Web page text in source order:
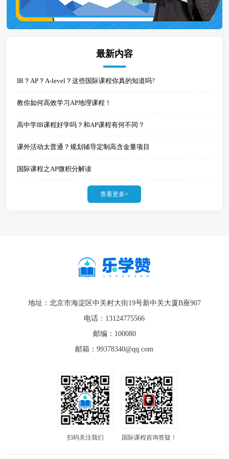
最新内容
IB？AP？A-level？这些国际课程你真的知道吗?
教你如何高效学习AP地理课程！
高中学IB课程好学吗？和AP课程有何不同？
课外活动太普通？规划辅导定制高含金量项目
国际课程之AP微积分解读
查看更多+
地址：北京市海淀区中关村大街19号新中关大厦B座907
电话：13124775566
邮编：100080
邮箱：99378340@qq.com
扫码关注我们 国际课程咨询答疑！